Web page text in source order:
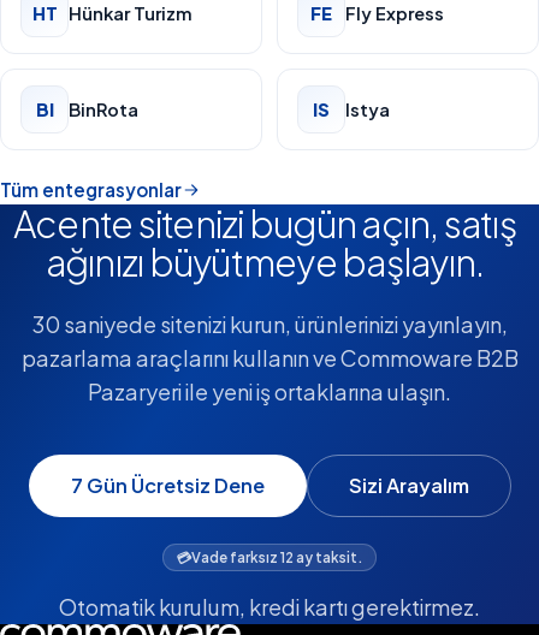
HT Hünkar Turizm FE Fly Express
BI BinRota IS Istya
Tüm entegrasyonlar
Acente sitenizi bugün açın, satış
ağınızı büyütmeye başlayın.
30 saniyede sitenizi kurun, ürünlerinizi yayınlayın,
pazarlama araçlarını kullanın ve Commoware B2B
Pazaryeri ile yeni iş ortaklarına ulaşın.
7 Gün Ücretsiz Dene Sizi Arayalım
💳Vade farksız 12 ay taksit.
Otomatik kurulum, kredi kartı gerektirmez.